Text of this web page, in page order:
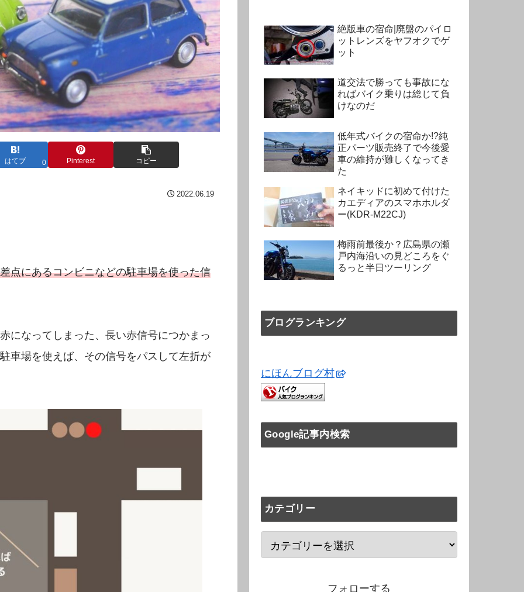
はてブ 0 Pinterest コピー
2022.06.19
点にあるコンビニなどの駐車場を使った信
になってしまった、長い赤信号につかまっ
車場を使えば、その信号をパスして左折が
絶版車の宿命|廃盤のパイロ
ットレンズをヤフオクでゲ
ット
道交法で勝っても事故にな
ればバイク乗りは総じて負
けなのだ
低年式バイクの宿命か!?純
正パーツ販売終了で今後愛
車の維持が難しくなってき
た
ネイキッドに初めて付けた
カエディアのスマホホルダ
ー(KDR-M22CJ)
梅雨前最後か？広島県の瀬
戸内海沿いの見どころをぐ
るっと半日ツーリング
ブログランキング
にほんブログ村
Google記事内検索
カテゴリー
フォローする